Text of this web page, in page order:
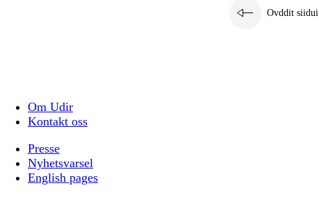
Ovddit siidui
Om Udir
Kontakt oss
Presse
Nyhetsvarsel
English pages